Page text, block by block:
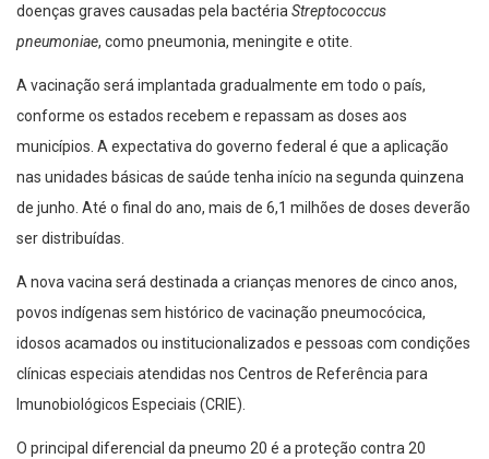
doenças graves causadas pela bactériaStreptococcus
pneumoniae, como pneumonia, meningite e otite.
A vacinação será implantada gradualmente em todo o país,
conforme os estados recebem e repassam as doses aos
municípios. A expectativa do governo federal é que a aplicação
nas unidades básicas de saúde tenha início na segunda quinzena
de junho. Até o final do ano, mais de 6,1 milhões de doses deverão
ser distribuídas.
A nova vacina será destinada a crianças menores de cinco anos,
povos indígenas sem histórico de vacinação pneumocócica,
idosos acamados ou institucionalizados e pessoas com condições
clínicas especiais atendidas nos Centros de Referência para
Imunobiológicos Especiais (CRIE).
O principal diferencial da pneumo 20 é a proteção contra 20